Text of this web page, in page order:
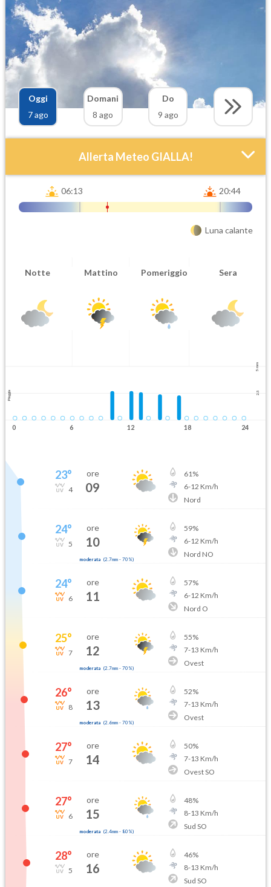
Oggi
7 ago
Domani
8 ago
Do
9 ago
Allerta Meteo GIALLA!
Orario inizio
Ora fine
08-07T
06:13 20:44
Luna calante
Notte Mattino Pomeriggio Sera
5 mm
2.5
Pioggia
0 6 12 18 24
23°
4
ore
09
61%
6-12 Km/h
Nord
24°
5
ore
10
moderata (2.7mm- 70 %)
59%
6-12 Km/h
Nord NO
24°
6
ore
11
57%
6-12 Km/h
Nord O
25°
7
ore
12
moderata (2.7mm- 70 %)
55%
7-13 Km/h
Ovest
26°
8
ore
13
moderata (2.6mm- 70 %)
52%
7-13 Km/h
Ovest
27°
7
ore
14
50%
7-13 Km/h
Ovest SO
27°
6
ore
15
moderata (2.4mm- 80 %)
48%
8-13 Km/h
Sud SO
28°
5
ore
16
46%
8-13 Km/h
Sud SO